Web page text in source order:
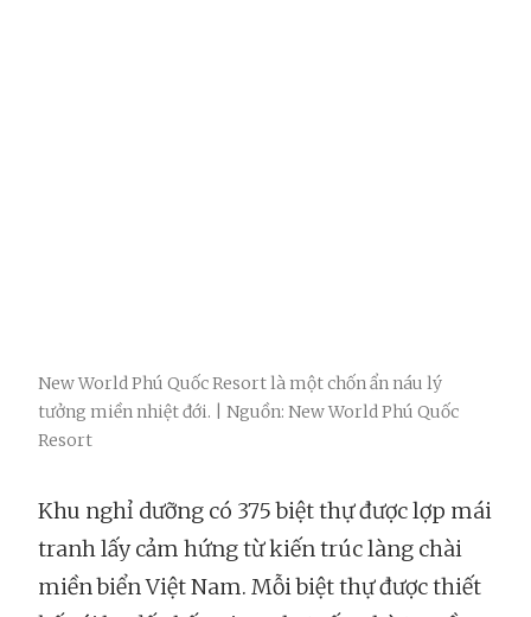
New World Phú Quốc Resort là một chốn ẩn náu lý
tưởng miền nhiệt đới. | Nguồn: New World Phú Quốc
Resort
Khu nghỉ dưỡng có 375 biệt thự được lợp mái
tranh lấy cảm hứng từ kiến trúc làng chài
miền biển Việt Nam. Mỗi biệt thự được thiết